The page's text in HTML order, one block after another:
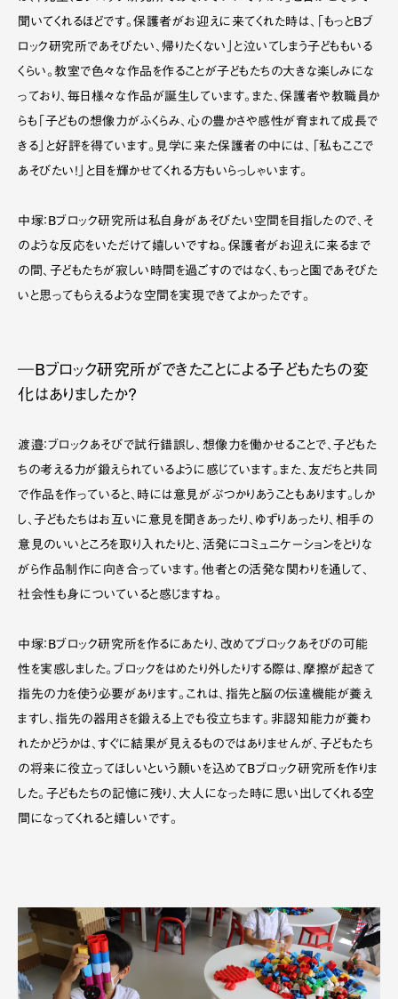
聞いてくれるほどです。保護者がお迎えに来てくれた時は、「もっとBブ
ロック研究所であそびたい、帰りたくない」と泣いてしまう子どももいる
くらい。教室で色々な作品を作ることが子どもたちの大きな楽しみにな
っており、毎日様々な作品が誕生しています。また、保護者や教職員か
らも「子どもの想像力がふくらみ、心の豊かさや感性が育まれて成長で
きる」と好評を得ています。見学に来た保護者の中には、「私もここで
あそびたい！」と目を輝かせてくれる方もいらっしゃいます。
中塚：Bブロック研究所は私自身があそびたい空間を目指したので、そ
のような反応をいただけて嬉しいですね。保護者がお迎えに来るまで
の間、子どもたちが寂しい時間を過ごすのではなく、もっと園であそびた
いと思ってもらえるような空間を実現できてよかったです。
―Bブロック研究所ができたことによる子どもたちの変
化はありましたか？
渡邉：ブロックあそびで試行錯誤し、想像力を働かせることで、子どもた
ちの考える力が鍛えられているように感じています。また、友だちと共同
で作品を作っていると、時には意見がぶつかりあうこともあります。しか
し、子どもたちはお互いに意見を聞きあったり、ゆずりあったり、相手の
意見のいいところを取り入れたりと、活発にコミュニケーションをとりな
がら作品制作に向き合っています。他者との活発な関わりを通して、
社会性も身についていると感じますね。
中塚：Bブロック研究所を作るにあたり、改めてブロックあそびの可能
性を実感しました。ブロックをはめたり外したりする際は、摩擦が起きて
指先の力を使う必要があります。これは、指先と脳の伝達機能が養え
ますし、指先の器用さを鍛える上でも役立ちます。非認知能力が養わ
れたかどうかは、すぐに結果が見えるものではありませんが、子どもたち
の将来に役立ってほしいという願いを込めてBブロック研究所を作りま
した。子どもたちの記憶に残り、大人になった時に思い出してくれる空
間になってくれると嬉しいです。